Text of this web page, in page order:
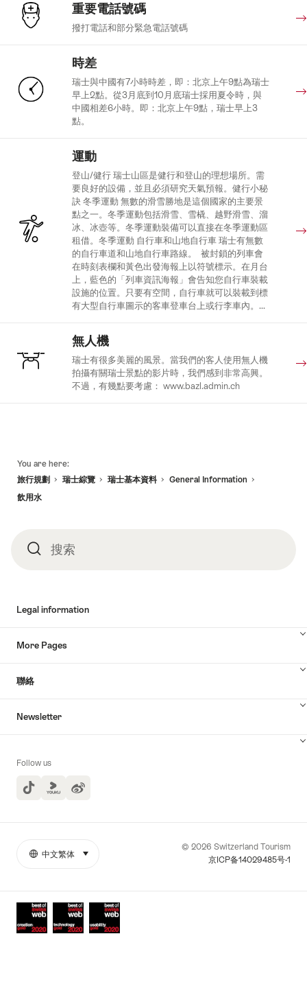
重要電話號碼
撥打電話和部分緊急電話號碼
時差
瑞士與中國有7小時時差，即：北京上午9點為瑞士
早上2點。從3月底到10月底瑞士採用夏令時，與
中國相差6小時。即：北京上午9點，瑞士早上3
點。
運動
登山/健行 瑞士山區是健行和登山的理想場所。需
要良好的設備，並且必須研究天氣預報。健行小秘
訣 冬季運動 無數的滑雪勝地是這個國家的主要景
點之一。冬季運動包括滑雪、雪橇、越野滑雪、溜
冰、冰壺等。冬季運動裝備可以直接在冬季運動區
租借。冬季運動 自行車和山地自行車 瑞士有無數
的自行車道和山地自行車路線。 被封鎖的列車會
在時刻表欄和黃色出發海報上以符號標示。在月台
上，藍色的「列車資訊海報」會告知您自行車裝載
設施的位置。只要有空間，自行車就可以裝載到標
有大型自行車圖示的客車登車台上或行李車內。...
無人機
瑞士有很多美麗的風景。當我們的客人使用無人機
拍攝有關瑞士景點的影片時，我們感到非常高興。
不過，有幾點要考慮： www.bazl.admin.ch
You are here:
旅行規劃
瑞士綜覽 瑞士基本資料
General Information
飲用水
搜 搜索
Legal information
More Pages
聯絡
Newsletter
Follow us
TikTokYuoku
Awards
More
© 2026 Switzerland Tourism
京ICP备14029485号-1
中文繁体 select (click to display)